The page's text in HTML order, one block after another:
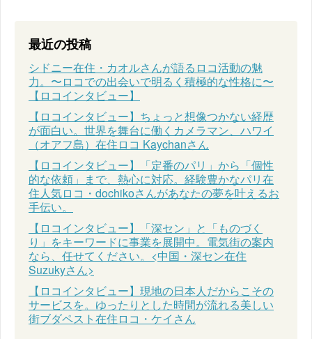
最近の投稿
シドニー在住・カオルさんが語るロコ活動の魅
力。〜ロコでの出会いで明るく積極的な性格に〜
【ロコインタビュー】
【ロコインタビュー】ちょっと想像つかない経歴
が面白い。世界を舞台に働くカメラマン、ハワイ
（オアフ島）在住ロコ Kaychanさん
【ロコインタビュー】「定番のパリ」から「個性
的な依頼」まで、熱心に対応。経験豊かなパリ在
住人気ロコ・dochikoさんがあなたの夢を叶えるお
手伝い。
【ロコインタビュー】「深セン」と「ものづく
り」をキーワードに事業を展開中。電気街の案内
なら、任せてください。<中国・深セン在住
Suzukyさん>
【ロコインタビュー】現地の日本人だからこその
サービスを。ゆったりとした時間が流れる美しい
街ブダペスト在住ロコ・ケイさん